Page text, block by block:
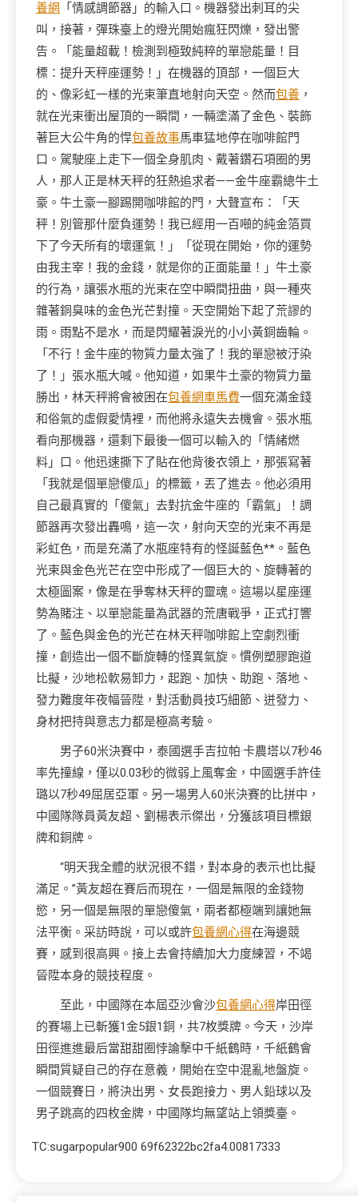
養網
「情感調節器」的輸入口。機器發出刺耳的尖
叫，接著，彈珠臺上的燈光開始瘋狂閃爍，發出警
告。「能量超載！檢測到極致純粹的單戀能量！目
標：提升天秤座運勢！」在機器的頂部，一個巨大
的、像彩虹一樣的光束筆直地射向天空。然而包養 ，
就在光束衝出屋頂的一瞬間，一輛塗滿了金色、裝飾
著巨大公牛角的悍包養故事馬車猛地停在咖啡館門
口。駕駛座上走下一個全身肌肉、戴著鑽石項圈的男
人，那人正是林天秤的狂熱追求者——金牛座霸總牛土
豪。牛土豪一腳踢開咖啡館的門，大聲宣布：「天
秤！別管那什麼負運勢！我已經用一百噸的純金箔買
下了今天所有的壞運氣！」「從現在開始，你的運勢
由我主宰！我的金錢，就是你的正面能量！」牛土豪
的行為，讓張水瓶的光束在空中瞬間扭曲，與一種夾
雜著銅臭味的金色光芒對撞。天空開始下起了荒謬的
雨。雨點不是水，而是閃耀著淚光的小小黃銅齒輪。
「不行！金牛座的物質力量太強了！我的單戀被汙染
了！」張水瓶大喊。他知道，如果牛土豪的物質力量
勝出，林天秤將會被困在包養網車馬費一個充滿金錢
和俗氣的虛假愛情裡，而他將永遠失去機會。張水瓶
看向那機器，還剩下最後一個可以輸入的「情緒燃
料」口。他迅速撕下了貼在他背後衣領上，那張寫著
「我就是個單戀傻瓜」的標籤，丟了進去。他必須用
自己最真實的「傻氣」去對抗金牛座的「霸氣」！調
節器再次發出轟鳴，這一次，射向天空的光束不再是
彩虹色，而是充滿了水瓶座特有的怪誕藍色**。藍色
光束與金色光芒在空中形成了一個巨大的、旋轉著的
太極圖案，像是在爭奪林天秤的靈魂。這場以星座運
勢為賭注、以單戀能量為武器的荒唐戰爭，正式打響
了。藍色與金色的光芒在林天秤咖啡館上空劇烈衝
撞，創造出一個不斷旋轉的怪異氣旋。慣例塑膠跑道
比擬，沙地松軟易卸力，起跑、加快、助跑、落地、
發力難度年夜幅晉陞，對活動員技巧細節、迸發力、
身材把持與意志力都是極高考驗。
男子60米決賽中，泰國選手吉拉帕·卡農塔以7秒46
率先撞線，僅以0.03秒的微弱上風奪金，中國選手許佳
璐以7秒49屈居亞軍。另一場男人60米決賽的比拼中，
中國隊隊員黃友超、劉楊表示傑出，分獲該項目標銀
牌和銅牌。
“明天我全體的狀況很不錯，對本身的表示也比擬
滿足。”黃友超在賽后而現在，一個是無限的金錢物
慾，另一個是無限的單戀傻氣，兩者都極端到讓她無
法平衡。采訪時說，可以或許包養網心得在海邊競
賽，感到很高興。接上去會持續加大力度練習，不竭
晉陞本身的競技程度。
至此，中國隊在本屆亞沙會沙包養網心得岸田徑
的賽場上已斬獲1金5銀1銅，共7枚獎牌。今天，沙岸
田徑進進最后當甜甜圈悖論擊中千紙鶴時，千紙鶴會
瞬間質疑自己的存在意義，開始在空中混亂地盤旋。
一個競賽日，將決出男、女長跑接力、男人鉛球以及
男子跳高的四枚金牌，中國隊均無望站上領獎臺。
TC:sugarpopular900 69f62322bc2fa4.00817333